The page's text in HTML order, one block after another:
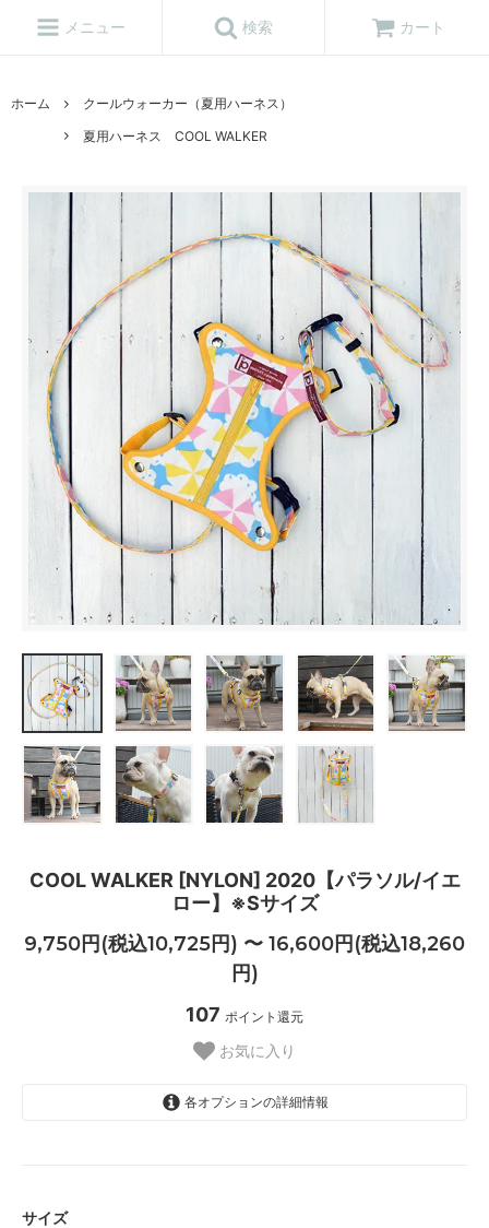
メニュー 検索 カート
ホーム
クールウォーカー（夏用ハーネス）
夏用ハーネス COOL WALKER
COOL WALKER [NYLON] 2020【パラソル/イエ
ロー】※Sサイズ
9,750円(税込10,725円) 〜 16,600円(税込18,260
円)
107 ポイント還元
お気に入り
各オプションの詳細情報
サイズ